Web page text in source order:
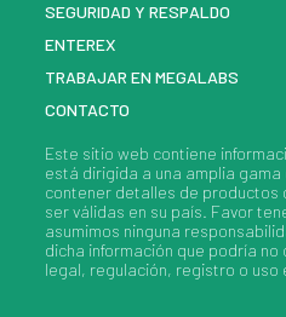
SEGURIDAD Y RESPALDO
ENTEREX
TRABAJAR EN MEGALABS
CONTACTO
Este sitio web contiene
está dirigida a una amplia
contener detalles de productos
ser válidas en su país. Favor
asumimos ninguna
dicha información que podría
legal, regulación, registro o uso